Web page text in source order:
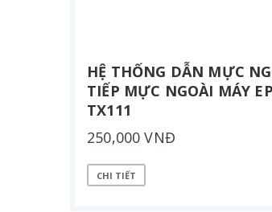
HỆ THỐNG DẪN MỰC
TIẾP MỰC NGOÀI MÁY
TX111
250,000 VNĐ
CHI TIẾT